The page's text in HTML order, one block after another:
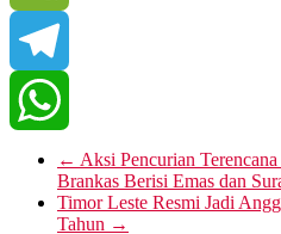
WeChat
Telegram
WhatsApp
← Aksi Pencurian
Brankas Berisi Emas dan
Timor Leste Resmi Jadi
Tahun →